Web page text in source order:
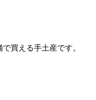
買える手土産です。